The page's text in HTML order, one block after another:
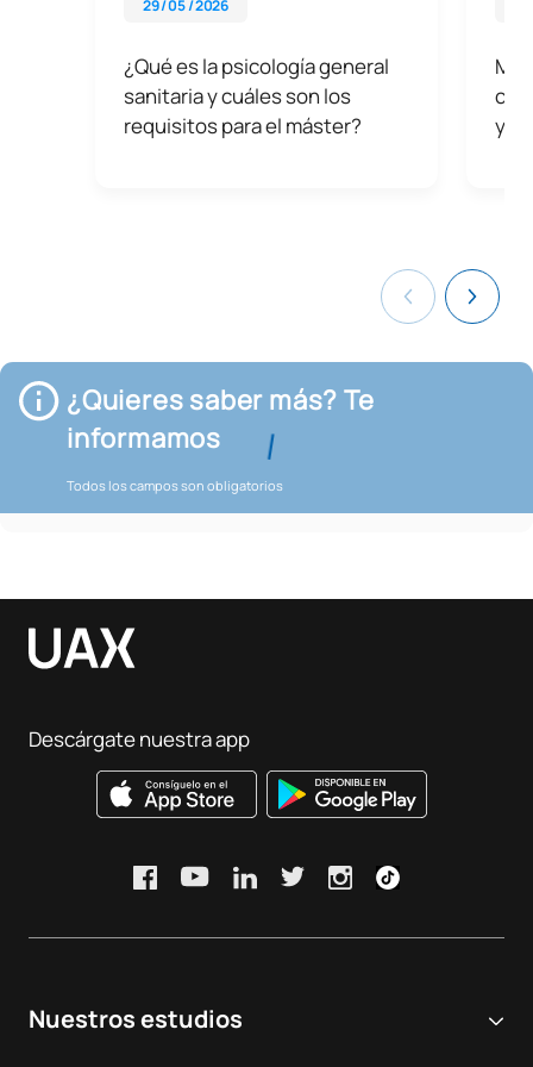
29 / 05 / 2026
¿Qué es la psicología general
sanitaria y cuáles son los
requisitos para el máster?
y
¿Quieres saber más? Te
informamos
Todos los campos son obligatorios
Nuestros estudios
Descárgate nuestra app